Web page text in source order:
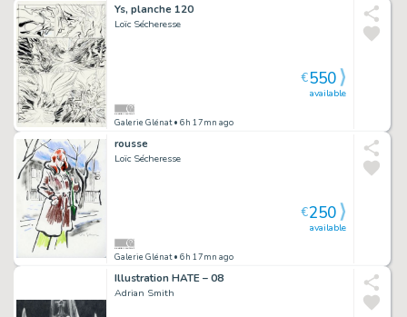
Ys, planche 120
Loïc Sécheresse
Galerie Glénat• 6h 17mn ago
available
€550
rousse
Loïc Sécheresse
Galerie Glénat• 6h 17mn ago
available
€250
Illustration HATE – 08
Adrian Smith